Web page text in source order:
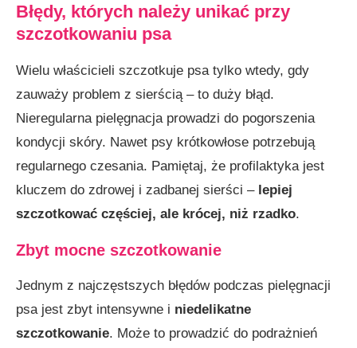
Błędy, których należy unikać przy
szczotkowaniu psa
Wielu właścicieli szczotkuje psa tylko wtedy, gdy
zauważy problem z sierścią – to duży błąd.
Nieregularna pielęgnacja prowadzi do pogorszenia
kondycji skóry. Nawet psy krótkowłose potrzebują
regularnego czesania. Pamiętaj, że profilaktyka jest
kluczem do zdrowej i zadbanej sierści – lepiej
szczotkować częściej, ale krócej, niż rzadko.
Zbyt mocne szczotkowanie
Jednym z najczęstszych błędów podczas pielęgnacji
psa jest zbyt intensywne i niedelikatne
szczotkowanie. Może to prowadzić do podrażnień